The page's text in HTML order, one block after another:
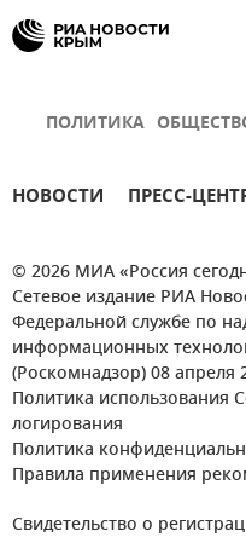
ПОЛИТИКА
НОВОСТИ ПРЕСС-
© 2026 МИА «Россия
Сетевое издание РИА
Федеральной службе по
информационных
(Роскомнадзор) 08 апреля
Политика использования
логирования
Политика
Правила применения
Свидетельство о